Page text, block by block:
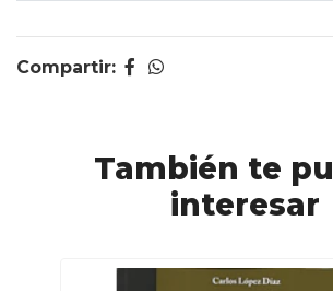
Compartir:
También te
interesar